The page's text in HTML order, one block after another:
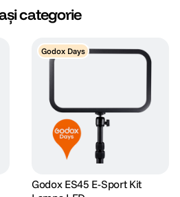
categorie
Godox Days
Godox ES45 E-Sport Kit